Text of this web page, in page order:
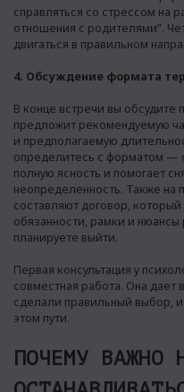
справляться со стрессом на
отношения с родителями”.
двигаться в правильном
4. Обсуждение формата
В конце встречи вы
предложит рекомендуемую
и предполагаемую
определитесь с форматом —
полную ясность и помогает
неопределенность. Также на
составляют договор,
обязанности, рамки и
планируете выйти.
Первая консультация у
совместная работа. Она дает
сделали правильный выбор, и
этом пути.
ПОЧЕМУ ВАЖНО